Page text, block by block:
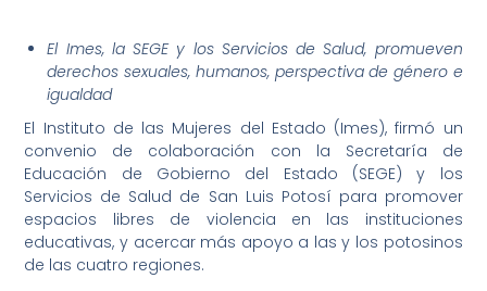
El Imes, la SEGE y los Servicios de Salud, promueven
derechos sexuales, humanos, perspectiva de género e
igualdad
El Instituto de las Mujeres del Estado (Imes), firmó un
convenio de colaboración con la Secretaría de
Educación de Gobierno del Estado (SEGE) y los
Servicios de Salud de San Luis Potosí para promover
espacios libres de violencia en las instituciones
educativas, y acercar más apoyo a las y los potosinos
de las cuatro regiones.